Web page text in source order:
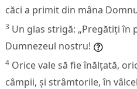
căci a primit din mâna
3 Un glas strigă: „Pregătiți
Dumnezeul nostru!
4 Orice vale să fie înălțată,
câmpii, și strâmtorile, în